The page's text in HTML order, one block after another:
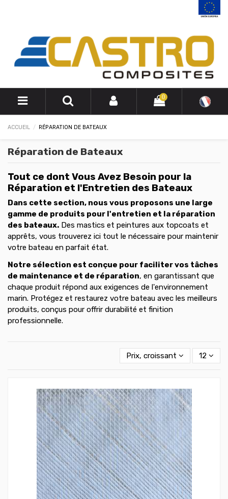
0
ACCUEIL RÉPARATION DE BATEAUX
Réparation de Bateaux
Tout ce dont Vous Avez Besoin pour la
Réparation et l'Entretien des Bateaux
Dans cette section, nous vous proposons une large
gamme de produits pour l'entretien et la réparation
des bateaux. Des mastics et peintures aux topcoats et
apprêts, vous trouverez ici tout le nécessaire pour maintenir
votre bateau en parfait état.
Notre sélection est conçue pour faciliter vos tâches
de maintenance et de réparation, en garantissant que
chaque produit répond aux exigences de l'environnement
marin. Protégez et restaurez votre bateau avec les meilleurs
produits, conçus pour offrir durabilité et finition
professionnelle.
Prix, croissant 12